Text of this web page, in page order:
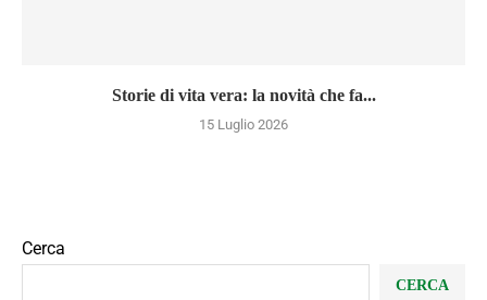
Storie di vita vera: la novità che fa...
15 Luglio 2026
Cerca
CERCA